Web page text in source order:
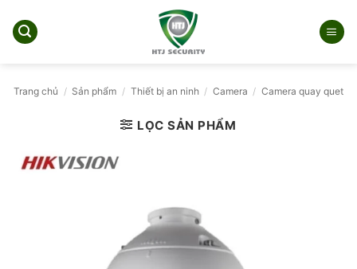
qua
Trang chủ / Sản phẩm / Thiết bị an ninh / Camera / Camera quay quet
LỌC SẢN PHẨM